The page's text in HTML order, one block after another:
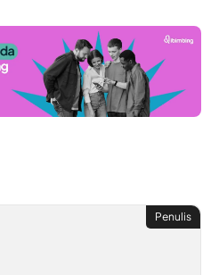
Penulis